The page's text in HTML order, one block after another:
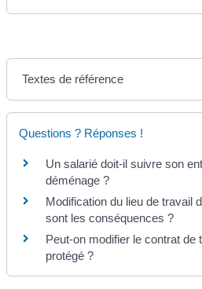
Textes de référence
Questions ? Réponses !
Un salarié doit-il suivre son
déménage ?
Modification du lieu de travail
sont les conséquences ?
Peut-on modifier le contrat de
protégé ?